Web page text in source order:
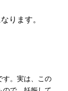
ります。
す。実は、この